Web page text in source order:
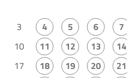
3
4 5 6 7
10
11 12 13 14
17
18 19 20 21